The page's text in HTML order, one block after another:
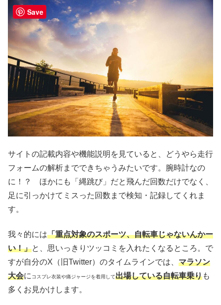
サイトの記載内容や機能説明を見ていると、どうやら走行
フォームの解析までできちゃうみたいです。腕時計なの
に！？ ほかにも「縄跳び」だと飛んだ回数だけでなく、
足に引っかけてミスった回数まで検知・記録してくれま
す。
我々的には「重点対象のスポーツ、自転車じゃないんかー
い！」と、思いっきりツッコミを入れたくなるところ。で
すが自分のX（旧Twitter）のタイムラインでは、 マラソン
大会に コスプレ衣装や痛ジャージを着用して出場している自転車乗りも
多くお見かけします。
Save